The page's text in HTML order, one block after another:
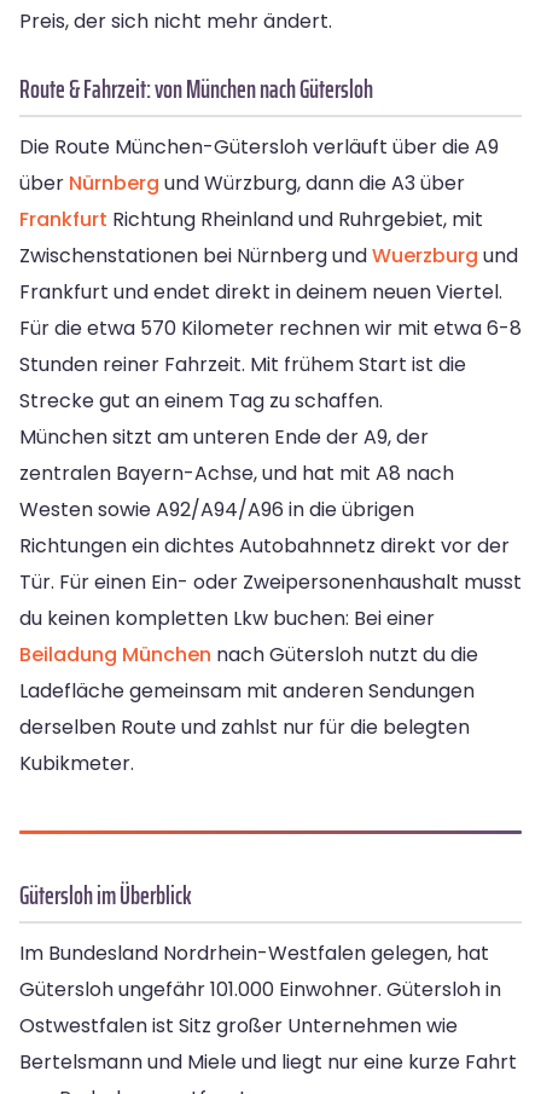
Preis, der sich nicht mehr ändert.
Route & Fahrzeit: von München nach Gütersloh
Die Route München-Gütersloh verläuft über die A9
über Nürnberg und Würzburg, dann die A3 über
Frankfurt Richtung Rheinland und Ruhrgebiet, mit
Zwischenstationen bei Nürnberg undWuerzburg und
Frankfurt und endet direkt in deinem neuen Viertel.
Für die etwa 570 Kilometer rechnen wir mit etwa 6-8
Stunden reiner Fahrzeit. Mit frühem Start ist die
Strecke gut an einem Tag zu schaffen.
München sitzt am unteren Ende der A9, der
zentralen Bayern-Achse, und hat mit A8 nach
Westen sowie A92/A94/A96 in die übrigen
Richtungen ein dichtes Autobahnnetz direkt vor der
Tür. Für einen Ein- oder Zweipersonenhaushalt musst
du keinen kompletten Lkw buchen: Bei einer
Beiladung München nach Gütersloh nutzt du die
Ladefläche gemeinsam mit anderen Sendungen
derselben Route und zahlst nur für die belegten
Kubikmeter.
Gütersloh im Überblick
Im Bundesland Nordrhein-Westfalen gelegen, hat
Gütersloh ungefähr 101.000 Einwohner. Gütersloh in
Ostwestfalen ist Sitz großer Unternehmen wie
Bertelsmann und Miele und liegt nur eine kurze Fahrt